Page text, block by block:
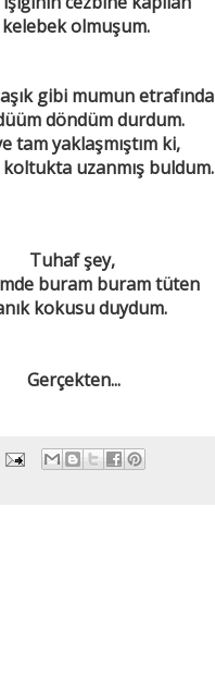
kelebek olmuşum.
gibi mumun etrafında
döndüm durdum.
tam yaklaşmıştım ki,
uzanmış buldum.
Tuhaf şey,
buram buram tüten
kokusu duydum.
Gerçekten...